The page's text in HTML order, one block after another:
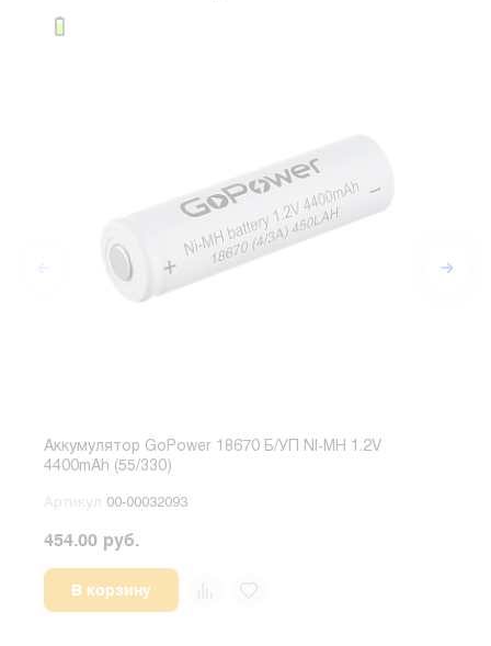
Аккумулятор GoPower 18670 Б/УП NI-MH 1.2V
4400mAh (55/330)
Артикул 00-00032093
454.00 руб.
В корзину